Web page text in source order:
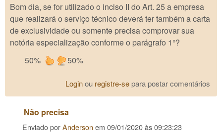
Bom dia, se for utilizado o inciso II do Art. 25 a empresa
que realizará o serviço técnico deverá ter também a carta
de exclusividade ou somente precisa comprovar sua
notória especialização conforme o parágrafo 1°?
50%
50%
Loginou registre-separa postar comentários
Não precisa
Enviado porAnderson em 09/01/2020 às 09:23:23